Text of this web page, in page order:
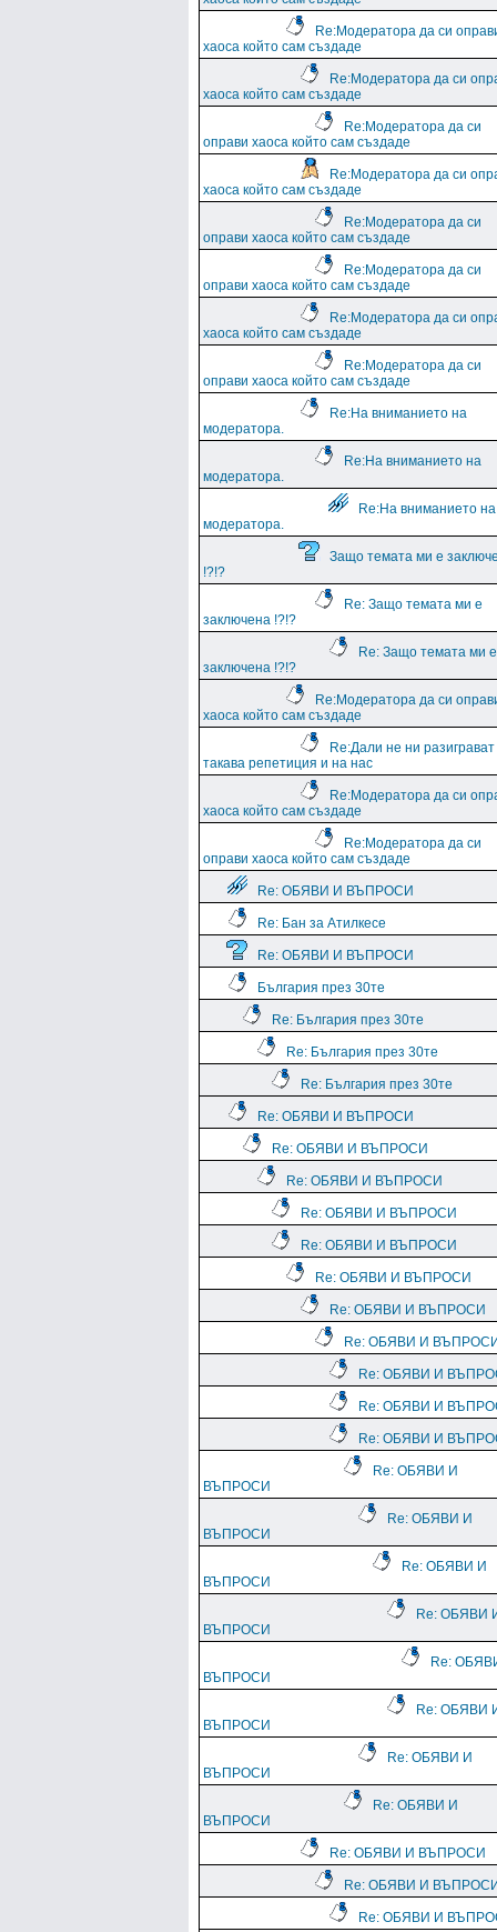
Re:Модератора да си
хаоса който сам създаде
Re:Модератора да си
хаоса който сам създаде
Re:Модератора да си
оправи хаоса който сам създаде
Re:Модератора да си
хаоса който сам създаде
Re:Модератора да си
оправи хаоса който сам създаде
Re:Модератора да си
оправи хаоса който сам създаде
Re:Модератора да си
хаоса който сам създаде
Re:Модератора да си
оправи хаоса който сам създаде
Re:На вниманието на
модератора.
Re:На вниманието на
модератора.
Re:На вниманието на
модератора.
Защо темата ми е
!?!?
Re: Защо темата ми е
заключена !?!?
Re: Защо темата ми е
заключена !?!?
Re:Модератора да си
хаоса който сам създаде
Re:Дали не ни разиграват
такава репетиция и на нас
Re:Модератора да си
хаоса който сам създаде
Re:Модератора да си
оправи хаоса който сам създаде
Re: ОБЯВИ И ВЪПРОСИ
Re: Бан за Атилкесе
Re: ОБЯВИ И ВЪПРОСИ
България през 30те
Re: България през 30те
Re: България през 30те
Re: България през 30те
Re: ОБЯВИ И ВЪПРОСИ
Re: ОБЯВИ И ВЪПРОСИ
Re: ОБЯВИ И ВЪПРОСИ
Re: ОБЯВИ И ВЪПРОСИ
Re: ОБЯВИ И ВЪПРОСИ
Re: ОБЯВИ И ВЪПРОСИ
Re: ОБЯВИ И ВЪПРОСИ
Re: ОБЯВИ И
Re: ОБЯВИ И
Re: ОБЯВИ И
Re: ОБЯВИ И
Re: ОБЯВИ И
ВЪПРОСИ
Re: ОБЯВИ И
ВЪПРОСИ
Re: ОБЯВИ И
ВЪПРОСИ
Re: ОБЯВИ
ВЪПРОСИ
Re:
ВЪПРОСИ
Re: ОБЯВИ
ВЪПРОСИ
Re: ОБЯВИ И
ВЪПРОСИ
Re: ОБЯВИ И
ВЪПРОСИ
Re: ОБЯВИ И ВЪПРОСИ
Re: ОБЯВИ И
Re: ОБЯВИ И